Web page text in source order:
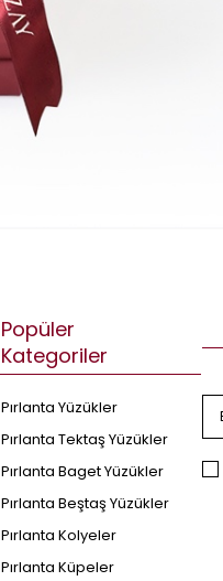
Popüler
Kategoriler
Pırlanta Yüzükler
Pırlanta Tektaş Yüzükler
Pırlanta Baget Yüzükler
Pırlanta Beştaş Yüzükler
Pırlanta Kolyeler
Pırlanta Küpeler